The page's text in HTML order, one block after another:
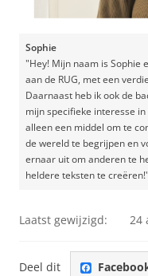
Sophie
"Hey! Mijn naam is Sophie
aan de RUG, met een
Daarnaast heb ik ook de
mijn specifieke interesse
alleen een middel om te
de wereld te begrijpen en
ernaar uit om anderen te
heldere teksten te creëren!"
Laatst gewijzigd: 24
Deel dit